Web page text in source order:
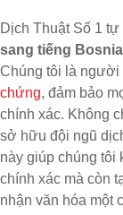
Dịch Thuật Số 1
sang tiếng Bosnia
Chúng tôi là người
chứng, đảm bảo
chính xác. Không
sở hữu đội ngũ
này giúp chúng tôi
chính xác mà còn
nhận văn hóa một